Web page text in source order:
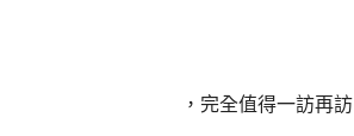
，完全值得一訪再訪